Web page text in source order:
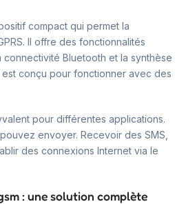
compact qui permet la
Il offre des fonctionnalités
connectivité Bluetooth et la synthèse
conçu pour fonctionner avec des
pour différentes applications.
envoyer. Recevoir des SMS,
des connexions Internet via le
: une solution complète